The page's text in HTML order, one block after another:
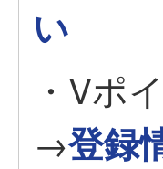
い
・Vポ
→登録